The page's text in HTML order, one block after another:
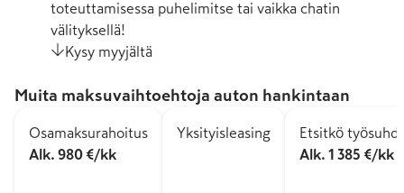
toteuttamisessa puhelimitse tai vaikka chatin
välityksellä!
Kysy myyjältä
Muita maksuvaihtoehtoja auton hankintaan
Osamaksurahoitus
Alk. 980 €/kk
Yksityisleasing
Etsitkö
Alk. 1 385 €/kk